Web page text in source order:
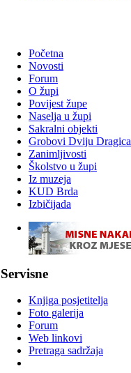
Početna
Novosti
Forum
O župi
Povijest župe
Naselja u župi
Sakralni objekti
Grobovi Dviju Dragica
Zanimljivosti
Školstvo u župi
Iz muzeja
KUD Brda
Izbičijada
Servisne
Knjiga posjetitelja
Foto galerija
Forum
Web linkovi
Pretraga sadržaja